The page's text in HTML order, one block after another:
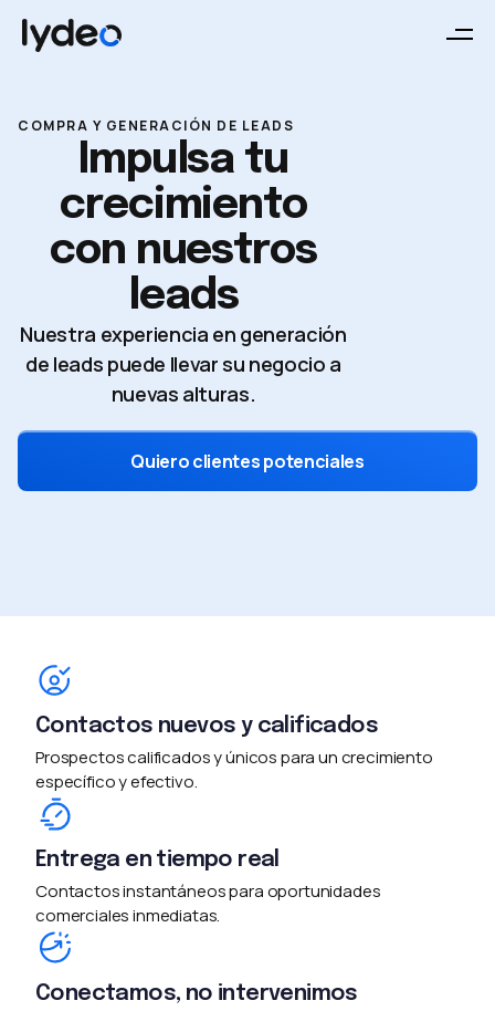
COMPRA Y GENERACIÓN DE LEADS
Impulsa tu
crecimiento
con nuestros
leads
Nuestra experiencia en generación
de leads puede llevar su negocio a
nuevas alturas.
Quiero clientes potenciales
Contactos nuevos y calificados
Prospectos calificados y únicos para un crecimiento
específico y efectivo.
Entrega en tiempo real
Contactos instantáneos para oportunidades
comerciales inmediatas.
Conectamos, no intervenimos